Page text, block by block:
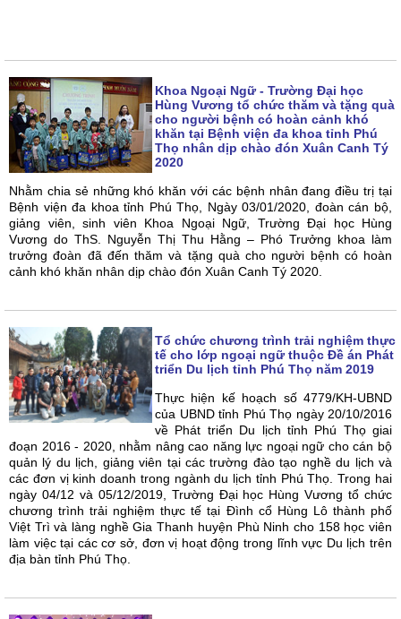
Khoa Ngoại Ngữ - Trường Đại học
Hùng Vương tổ chức thăm và tặng quà
cho người bệnh có hoàn cảnh khó
khăn tại Bệnh viện đa khoa tỉnh Phú
Thọ nhân dịp chào đón Xuân Canh Tý
2020
Nhằm chia sẻ những khó khăn với các bệnh nhân đang điều trị tại
Bệnh viện đa khoa tỉnh Phú Thọ, Ngày 03/01/2020, đoàn cán bộ,
giảng viên, sinh viên Khoa Ngoại Ngữ, Trường Đại học Hùng
Vương do ThS. Nguyễn Thị Thu Hằng – Phó Trưởng khoa làm
trưởng đoàn đã đến thăm và tặng quà cho người bệnh có hoàn
cảnh khó khăn nhân dịp chào đón Xuân Canh Tý 2020.
Tổ chức chương trình trải nghiệm thực
tế cho lớp ngoại ngữ thuộc Đề án Phát
triển Du lịch tỉnh Phú Thọ năm 2019
Thực hiện kế hoạch số 4779/KH-UBND
của UBND tỉnh Phú Thọ ngày 20/10/2016
về Phát triển Du lịch tỉnh Phú Thọ giai
đoạn 2016 - 2020, nhằm nâng cao năng lực ngoại ngữ cho cán bộ
quản lý du lịch, giảng viên tại các trường đào tạo nghề du lịch và
các đơn vị kinh doanh trong ngành du lịch tỉnh Phú Thọ. Trong hai
ngày 04/12 và 05/12/2019, Trường Đại học Hùng Vương tổ chức
chương trình trải nghiệm thực tế tại Đình cổ Hùng Lô thành phố
Việt Trì và làng nghề Gia Thanh huyện Phù Ninh cho 158 học viên
làm việc tại các cơ sở, đơn vị hoạt động trong lĩnh vực Du lịch trên
địa bàn tỉnh Phú Thọ.